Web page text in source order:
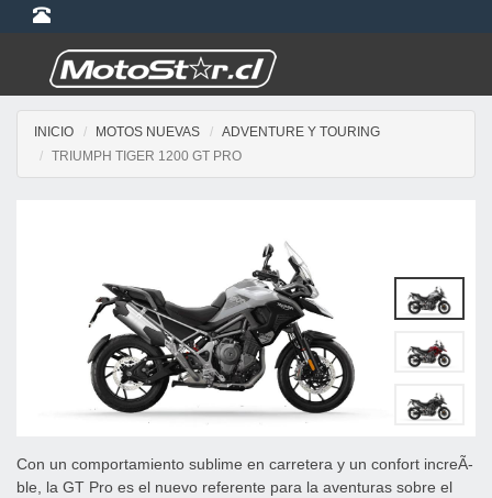
INICIO MOTOS NUEVAS
ADVENTURE Y TOURING
TRIUMPH TIGER 1200 GT PRO
Con un comportamiento sublime en carretera y un confort increÃ­
ble, la GT Pro es el nuevo referente para la aventuras sobre el